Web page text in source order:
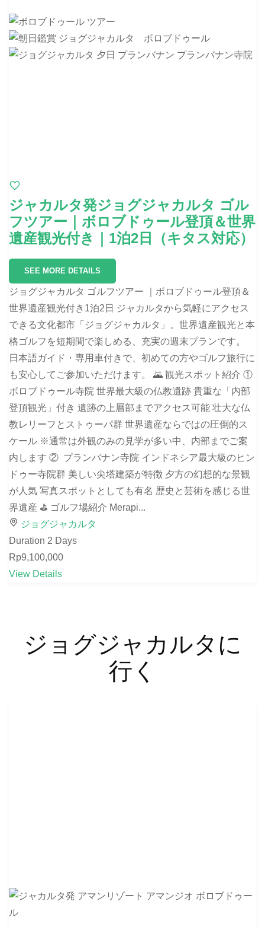
ジャカルタ発ジョグジャカルタ ゴル
フツアー｜ボロブドゥール登頂＆世界
遺産観光付き｜1泊2日（キタス対応）
SEE MORE DETAILS
ジョグジャカルタ ゴルフツアー ｜ボロブドゥール登頂＆
世界遺産観光付き1泊2日 ジャカルタから気軽にアクセス
できる文化都市「ジョグジャカルタ」。世界遺産観光と本
格ゴルフを短期間で楽しめる、充実の週末プランです。
日本語ガイド・専用車付きで、初めての方やゴルフ旅行に
も安心してご参加いただけます。 🌄 観光スポット紹介 ①
ボロブドゥール寺院 世界最大級の仏教遺跡 貴重な「内部
登頂観光」付き 遺跡の上層部までアクセス可能 壮大な仏
教レリーフとストゥーパ群 世界遺産ならではの圧倒的ス
ケール ※通常は外観のみの見学が多い中、内部までご案
内します ② プランバナン寺院 インドネシア最大級のヒン
ドゥー寺院群 美しい尖塔建築が特徴 夕方の幻想的な景観
が人気 写真スポットとしても有名 歴史と芸術を感じる世
界遺産 ⛳ ゴルフ場紹介 Merapi...
ジョグジャカルタ
Duration 2 Days
Rp9,100,000
View Details
ジョグジャカルタに
行く